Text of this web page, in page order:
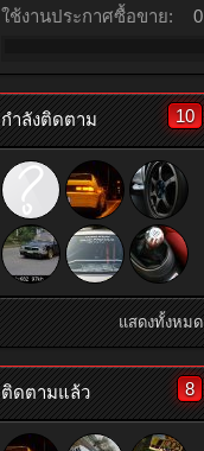
ใช้งานประกาศซื้อขาย: 0
กำลังติดตาม 10
แสดงทั้งหมด
ติดตามแล้ว 8